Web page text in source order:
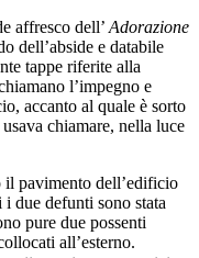
affresco dell’ Adorazione
dell’abside e databile
tappe riferite alla
l’impegno e
accanto al quale è sorto
chiamare, nella luce
pavimento dell’edificio
due defunti sono stata
pure due possenti
all’esterno.